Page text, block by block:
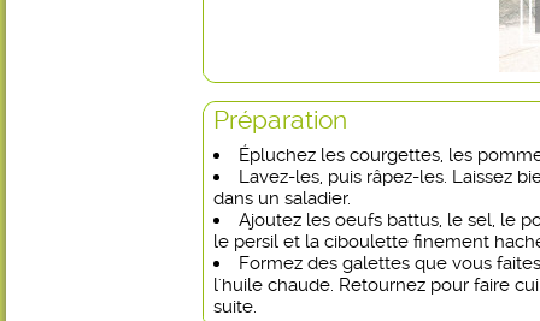
Préparation
Épluchez les courgettes, les
Lavez-les, puis râpez-les. Laissez
dans un saladier.
Ajoutez les oeufs battus, le sel, le
le persil et la ciboulette finement
Formez des galettes que vous
l'huile chaude. Retournez pour faire
suite.